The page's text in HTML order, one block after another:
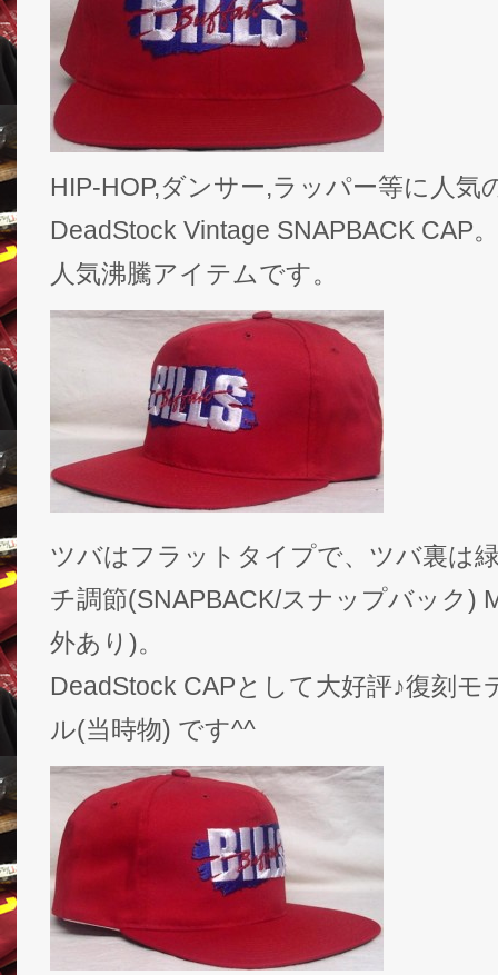
HIP-HOP,ダンサー,ラッパー等に人気
DeadStock Vintage SNAPBACK CAP
人気沸騰アイテムです。
ツバはフラットタイプで、ツバ裏は
チ調節(SNAPBACK/スナップバック)
外あり)。
DeadStock CAPとして大好評♪復刻
ル(当時物) です^^